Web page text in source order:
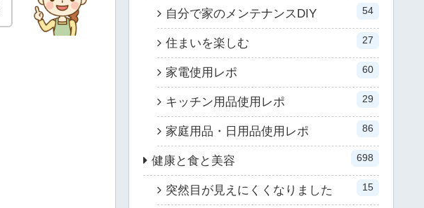
自分で家のメンテナンスDIY 54
住まいを楽しむ 27
家電使用レポ 60
キッチン用品使用レポ 29
家庭用品・日用品使用レポ 86
健康と食と美容 698
突然目が見えにくくなりました 15